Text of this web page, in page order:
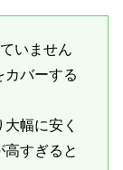
いません
カバーする
幅に安く
すぎると